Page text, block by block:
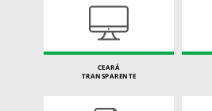
CEARÁ
TRANSPARENTE